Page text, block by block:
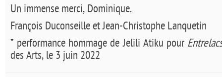
Un immense merci, Dominique.
François Duconseille et Jean-Christophe Lanquetin
* performance hommage de Jelili Atiku pour
des Arts, le 3 juin 2022